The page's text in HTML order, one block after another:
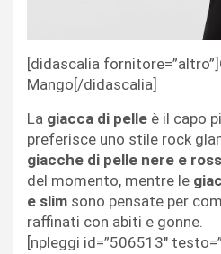
[didascalia
Mango[/didascalia]
La giacca di pelle è il capo
preferisce uno stile rock
giacche di pelle nere e
del momento, mentre le
e slim sono pensate per
raffinati con abiti e gonne.
[npleggi id=”506513″